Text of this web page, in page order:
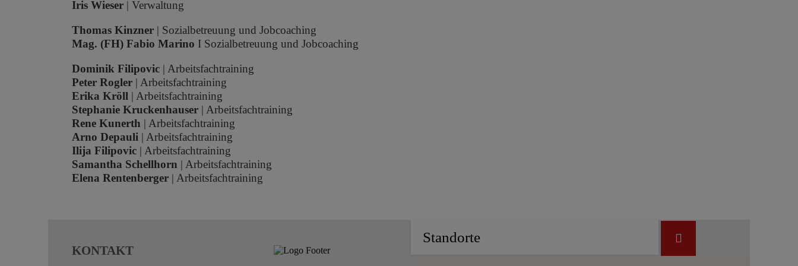
Iris Wieser| Verwaltung
Thomas Kinzner | Sozialbetreuung und Jobcoaching
Mag. (FH) Fabio Marino I Sozialbetreuung und Jobcoaching
Dominik Filipovic| Arbeitsfachtraining
Peter Rogler | Arbeitsfachtraining
Erika Kröll | Arbeitsfachtraining
Stephanie Kruckenhauser| Arbeitsfachtraining
Rene Kunerth | Arbeitsfachtraining
Arno Depauli | Arbeitsfachtraining
Ilija Filipovic| Arbeitsfachtraining
Samantha Schellhorn | Arbeitsfachtraining
Elena Rentenberger| Arbeitsfachtraining
KONTAKT